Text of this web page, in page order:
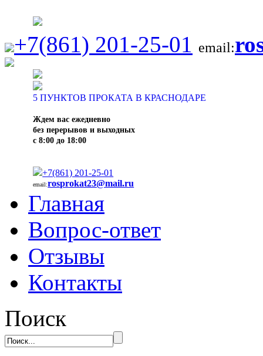
+7(861) 201-25-01 email:
5 ПУНКТОВ ПРОКАТА В КРАСНОДАРЕ
Ждем вас ежедневно
без перерывов и выходных
с 8:00 до 18:00
+7(861) 201-25-01
email:rosprokat23@mail.ru
Главная
Вопрос-ответ
Отзывы
Контакты
Поиск